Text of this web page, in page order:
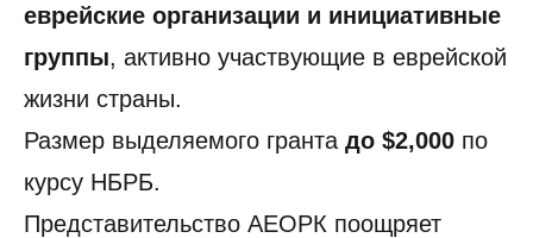
еврейские организации и инициативные
группы, активно участвующие в еврейской
жизни страны.
Размер выделяемого гранта до $2,000 по
курсу НБРБ.
Представительство АЕОРК поощряет